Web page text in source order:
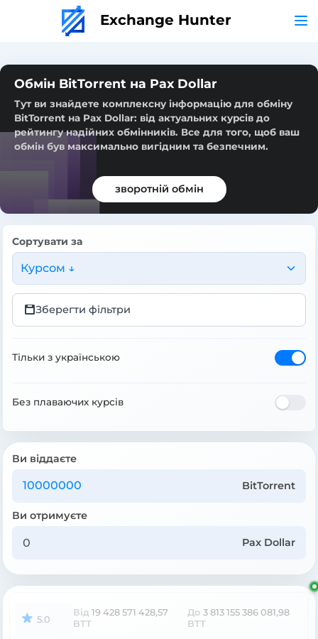
Exchange Hunter
Обмін BitTorrent на Pax Dollar
Тут ви знайдете комплексну інформацію для обміну
BitTorrent на Pax Dollar: від актуальних курсів до
рейтингу надійних обмінників. Все для того, щоб ваш
обмін був максимально вигідним та безпечним.
зворотній обмін
Сортувати за
Курсом ↓
Зберегти фільтри
Тільки з українською
Без плаваючих курсів
Ви віддаєте
BitTorrent
Ви отримуєте
Pax Dollar
5.0
Від 19 428 571 428,57
BTT
До 3 813 155 386 081,98
BTT